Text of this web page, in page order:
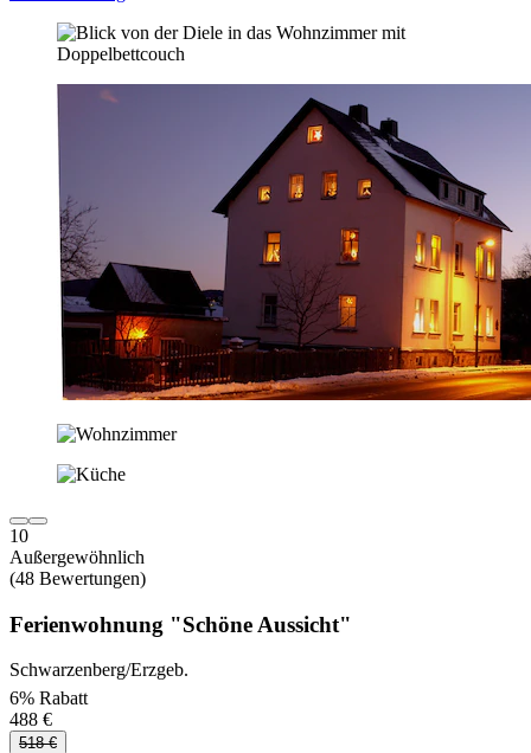
10
Außergewöhnlich
(48 Bewertungen)
Ferienwohnung "Schöne Aussicht"
Schwarzenberg/Erzgeb.
6% Rabatt
488 €
518 €